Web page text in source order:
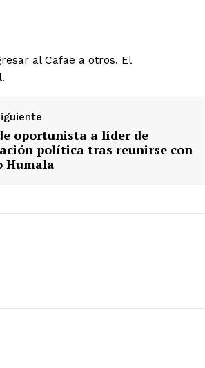
al Cafae a otros. El
oportunista a líder de
política tras reunirse con
Humala